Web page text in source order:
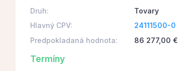
Druh:
Tovary
Hlavný CPV:
24111500-0
Predpokladaná hodnota:
86 277,00 €
Termíny